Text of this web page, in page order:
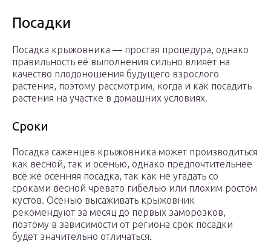
Посадки
Посадка крыжовника — простая процедура, однако
правильность её выполнения сильно влияет на
качество плодоношения будущего взрослого
растения, поэтому рассмотрим, когда и как посадить
растения на участке в домашних условиях.
Сроки
Посадка саженцев крыжовника может производиться
как весной, так и осенью, однако предпочтительнее
всё же осенняя посадка, так как не угадать со
сроками весной чревато гибелью или плохим ростом
кустов. Осенью высаживать крыжовник
рекомендуют за месяц до первых заморозков,
поэтому в зависимости от региона срок посадки
будет значительно отличаться.